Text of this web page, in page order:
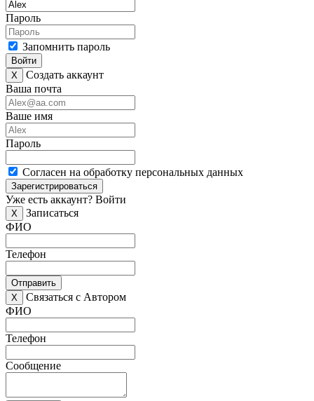
Пароль
Запомнить пароль
Войти
X
Создать аккаунт
Ваша почта
Ваше имя
Пароль
Согласен на обработку персональных данных
Зарегистрироваться
Уже есть аккаунт? Войти
X
Записаться
ФИО
Телефон
Отправить
X
Связаться с Автором
ФИО
Телефон
Сообщение